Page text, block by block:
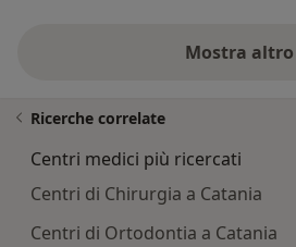
Mostra altro
Ricerche correlate
Centri medici più ricercati
Centri di Chirurgia a Catania
Centri di Ortodontia a Catania